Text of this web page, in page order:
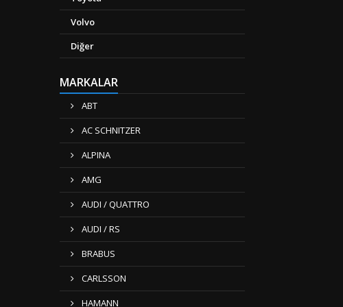
Volvo
Diğer
MARKALAR
ABT
AC SCHNITZER
ALPINA
AMG
AUDI / QUATTRO
AUDI / RS
BRABUS
CARLSSON
HAMANN